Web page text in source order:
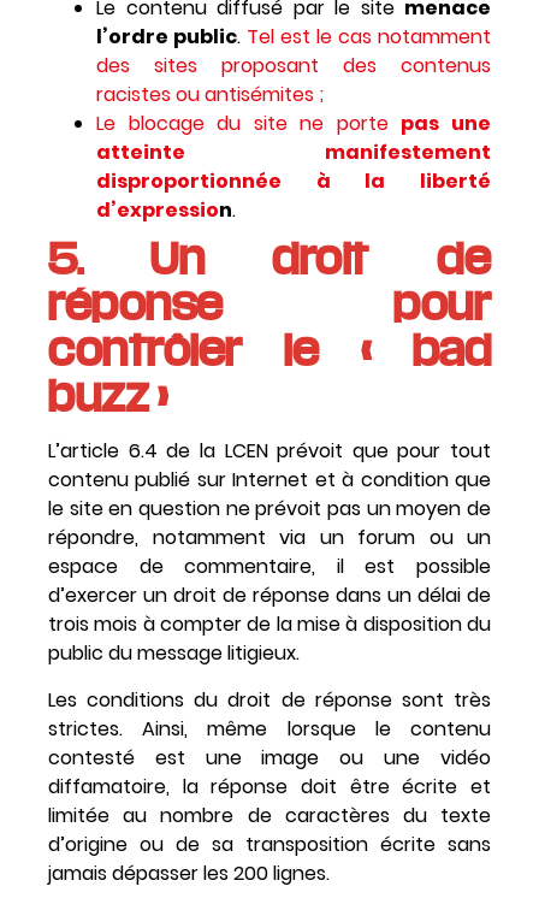
Le contenu diffusé par le site menace
l’ordre public. Tel est le cas notamment
des sites proposant des contenus
racistes ou antisémites ;
Le blocage du site ne porte pas une
atteinte manifestement
disproportionnée à la liberté
d’expression.
5. Un droit de
réponse pour
contrôler le « bad
buzz »
L’article 6.4 de la LCEN prévoit que pour tout
contenu publié sur Internet et à condition que
le site en question ne prévoit pas un moyen de
répondre, notamment via un forum ou un
espace de commentaire, il est possible
d’exercer un droit de réponse dans un délai de
trois mois à compter de la mise à disposition du
public du message litigieux.
Les conditions du droit de réponse sont très
strictes. Ainsi, même lorsque le contenu
contesté est une image ou une vidéo
diffamatoire, la réponse doit être écrite et
limitée au nombre de caractères du texte
d’origine ou de sa transposition écrite sans
jamais dépasser les 200 lignes.